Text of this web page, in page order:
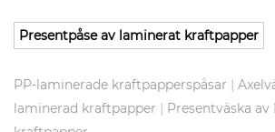
Presentpåse av laminerat kraftpapper
PP-laminerade kraftpapperspåsar |
laminerad kraftpapper | Presentväska